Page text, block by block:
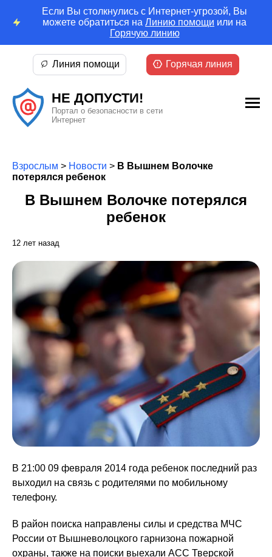
Если Вы столкнулись с Интернет-угрозой, Вы
можете обратиться на Линию помощи или на
Горячую линию
НЕ ДОПУСТИ!
Портал о безопасности в сети
Интернет
Линия помощи Горячая линия
Взрослым > Новости > В Вышнем Волочке
потерялся ребенок
В Вышнем Волочке потерялся
ребенок
12 лет назад
В 21:00 09 февраля 2014 года ребенок последний раз
выходил на связь с родителями по мобильному
телефону.
В район поиска направлены силы и средства МЧС
России от Вышневолоцкого гарнизона пожарной
охраны, также на поиски выехали АСС Тверской